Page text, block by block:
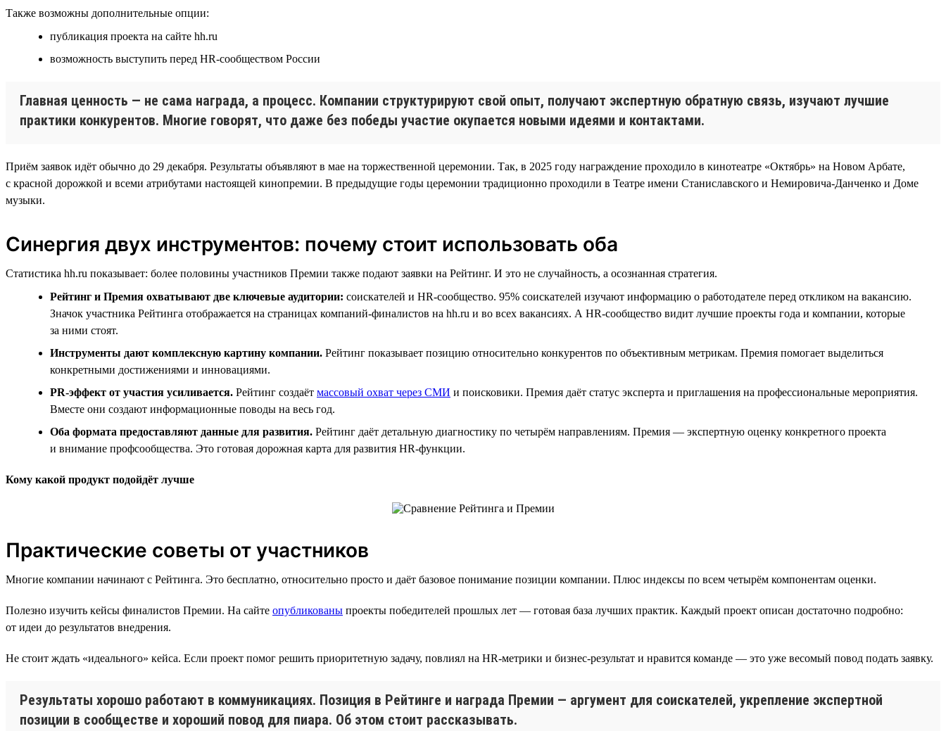
Также возможны дополнительные опции:
публикация проекта на сайте hh.ru
возможность выступить перед HR-сообществом России
Главная ценность — не сама награда, а процесс. Компании структурируют свой опыт, получают экспертную обратную связь, изучают лучшие
практики конкурентов. Многие говорят, что даже без победы участие окупается новыми идеями и контактами.
Приём заявок идёт обычно до 29 декабря. Результаты объявляют в мае на торжественной церемонии. Так, в 2025 году награждение проходило в кинотеатре «Октябрь» на Новом Арбате,
с красной дорожкой и всеми атрибутами настоящей кинопремии. В предыдущие годы церемонии традиционно проходили в Театре имени Станиславского и Немировича-Данченко и Доме
музыки.
Синергия двух инструментов: почему стоит использовать оба
Статистика hh.ru показывает: более половины участников Премии также подают заявки на Рейтинг. И это не случайность, а осознанная стратегия.
Рейтинг и Премия охватывают две ключевые аудитории: соискателей и HR-сообщество. 95% соискателей изучают информацию о работодателе перед откликом на вакансию.
Значок участника Рейтинга отображается на страницах компаний-финалистов на hh.ru и во всех вакансиях. А HR-сообщество видит лучшие проекты года и компании, которые
за ними стоят.
Инструменты дают комплексную картину компании. Рейтинг показывает позицию относительно конкурентов по объективным метрикам. Премия помогает выделиться
конкретными достижениями и инновациями.
PR-эффект от участия усиливается. Рейтинг создаёт массовый охват через СМИ и поисковики. Премия даёт статус эксперта и приглашения на профессиональные мероприятия.
Вместе они создают информационные поводы на весь год.
Оба формата предоставляют данные для развития. Рейтинг даёт детальную диагностику по четырём направлениям. Премия — экспертную оценку конкретного проекта
и внимание профсообщества. Это готовая дорожная карта для развития HR-функции.
Кому какой продукт подойдёт лучше
Практические советы от участников
Многие компании начинают с Рейтинга. Это бесплатно, относительно просто и даёт базовое понимание позиции компании. Плюс индексы по всем четырём компонентам оценки.
Полезно изучить кейсы финалистов Премии. На сайте опубликованы проекты победителей прошлых лет — готовая база лучших практик. Каждый проект описан достаточно подробно:
от идеи до результатов внедрения.
Не стоит ждать «идеального» кейса. Если проект помог решить приоритетную задачу, повлиял на HR-метрики и бизнес-результат и нравится команде — это уже весомый повод подать заявку.
Результаты хорошо работают в коммуникациях. Позиция в Рейтинге и награда Премии — аргумент для соискателей, укрепление экспертной
позиции в сообществе и хороший повод для пиара. Об этом стоит рассказывать.